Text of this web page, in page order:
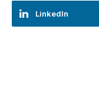
LinkedIn